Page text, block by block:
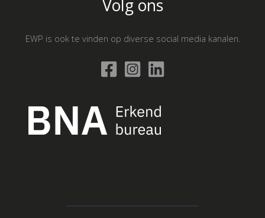
Volg ons
EWP is ook te vinden op diverse social media kanalen.